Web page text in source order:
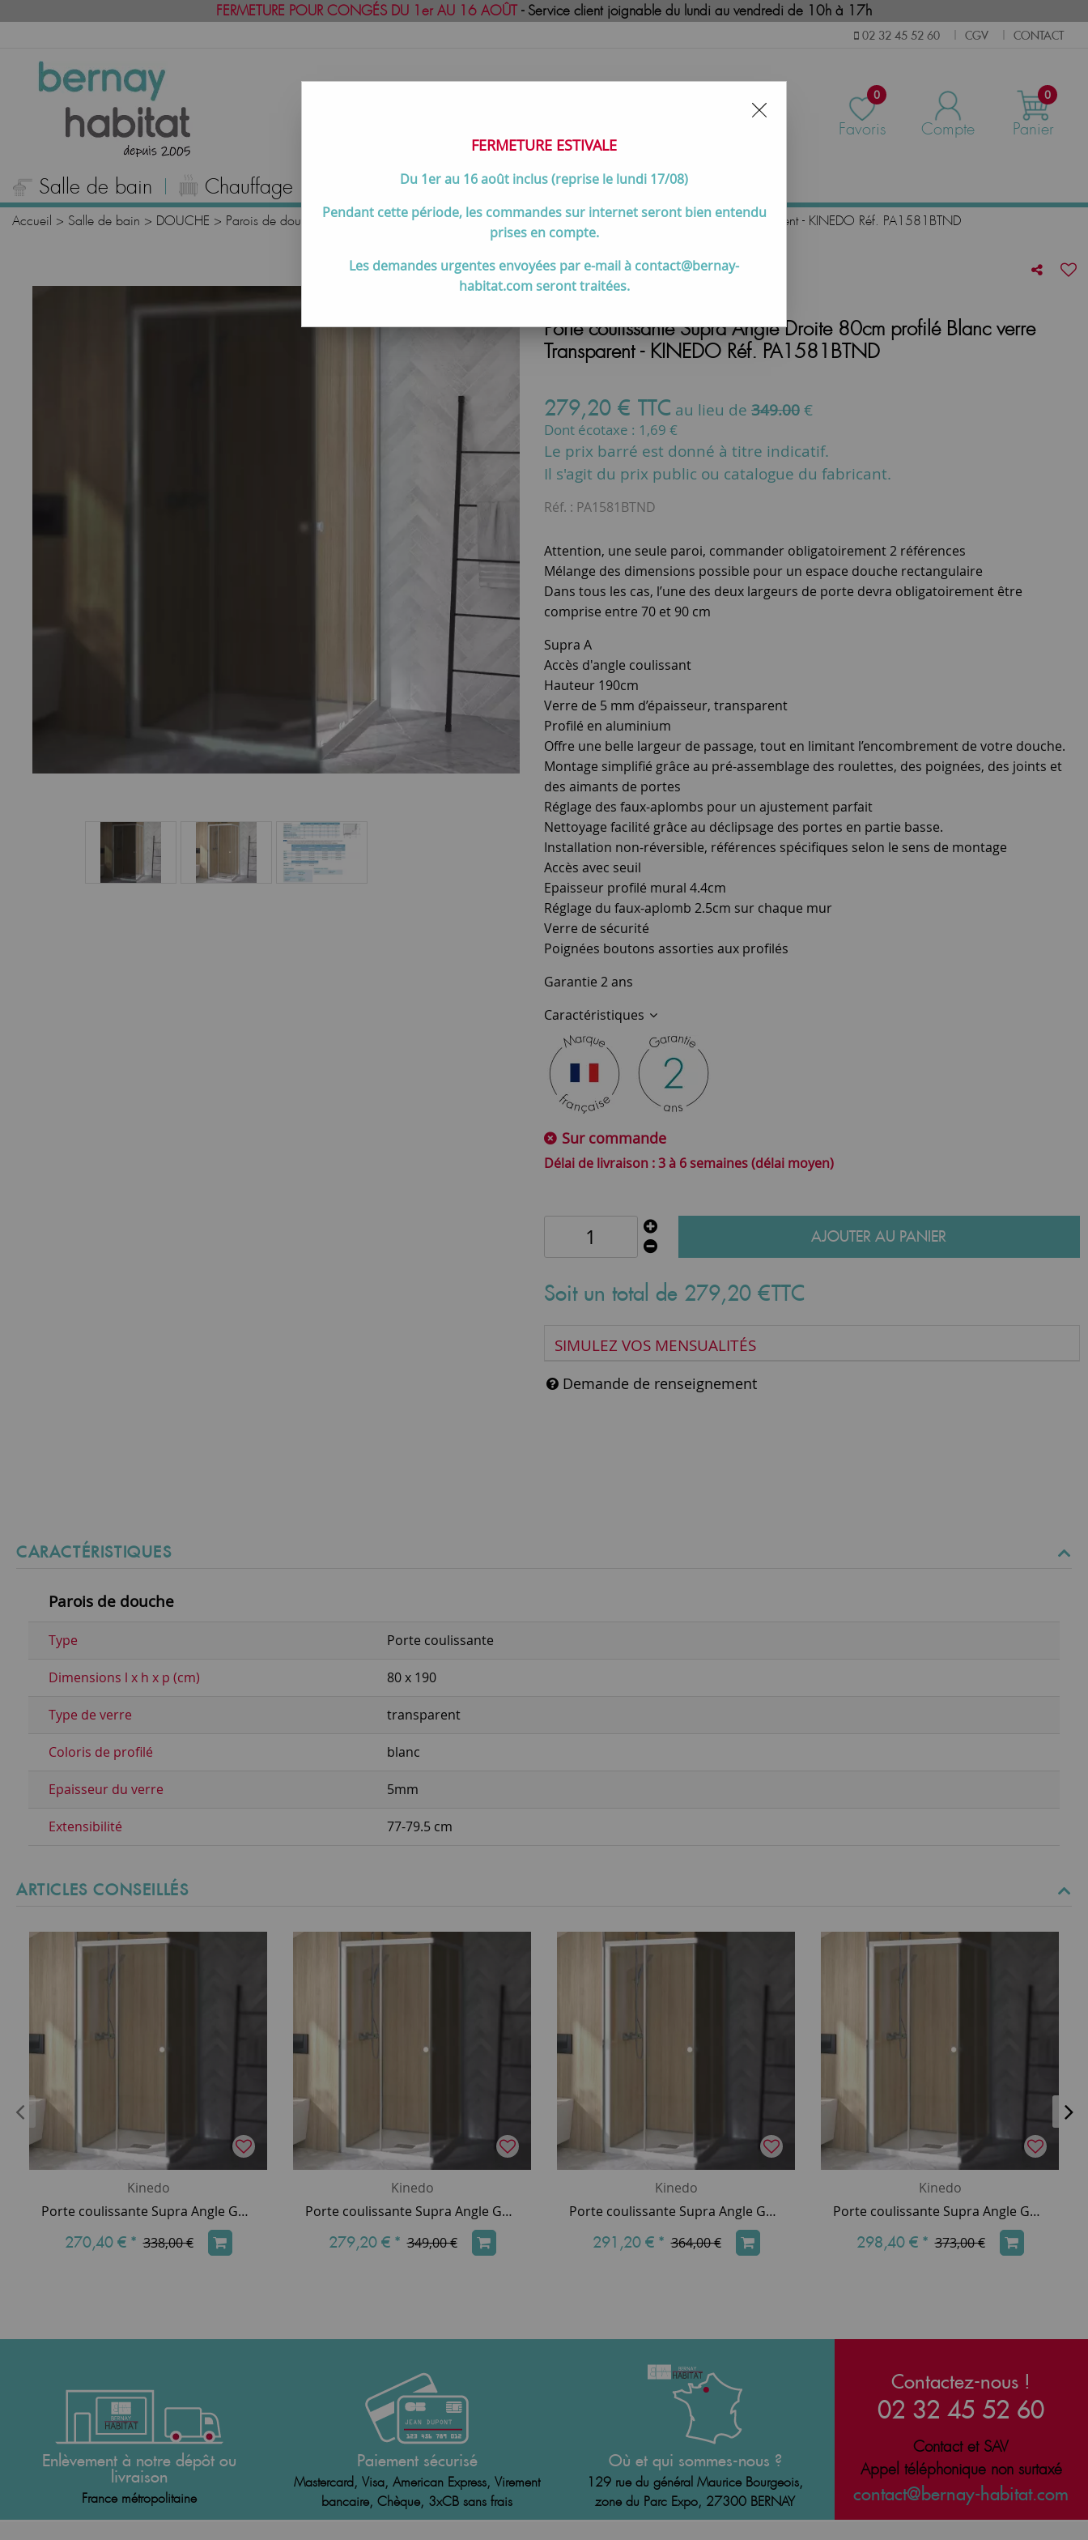
FERMETURE POUR CONGÉS DU 1er AU 16 AOÛT- Service client joignable du lundi au vendredi de 10h à 17h
02 32 45 52 60 CGV CONTACT
0
Favoris Compte
0
Panier
Salle de bain Chauffage Cuisson Meilleures ventes Contactez-nous
Accueil > Salle de bain > DOUCHE > Parois de douche coulissantes >Porte coulissante Supra Angle Droite 80cm profilé Blanc verre Transparent - KINEDO Réf. PA1581BTND
Porte coulissante Supra Angle Droite 80cm profilé Blanc verre
Transparent - KINEDO Réf. PA1581BTND
279,20 € TTC au lieu de 349.00€
Dont écotaxe : 1,69 €
Le prix barré est donné à titre indicatif.
Il s'agit du prix public ou catalogue du fabricant.
Réf. : PA1581BTND
Attention, une seule paroi, commander obligatoirement 2 références
Mélange des dimensions possible pour un espace douche rectangulaire
Dans tous les cas, l’une des deux largeurs de porte devra obligatoirement être
comprise entre 70 et 90 cm
Supra A
Accès d'angle coulissant
Hauteur 190cm
Verre de 5 mm d’épaisseur, transparent
Profilé en aluminium
Offre une belle largeur de passage, tout en limitant l’encombrement de votre douche.
Montage simplifié grâce au pré-assemblage des roulettes, des poignées, des joints et
des aimants de portes
Réglage des faux-aplombs pour un ajustement parfait
Nettoyage facilité grâce au déclipsage des portes en partie basse.
Installation non-réversible, références spécifiques selon le sens de montage
Accès avec seuil
Epaisseur profilé mural 4.4cm
Réglage du faux-aplomb 2.5cm sur chaque mur
Verre de sécurité
Poignées boutons assorties aux profilés
Garantie 2 ans
Caractéristiques
Sur commande
3 à 6 semaines (délai moyen)
AJOUTER AU PANIER
Soit un total de 279,20 €TTC
SIMULEZ VOS MENSUALITÉS
Demande de renseignement
CARACTÉRISTIQUES
Parois de douche
Type Porte coulissante
Dimensions l x h x p (cm) 80 x 190
Type de verre transparent
Coloris de profilé blanc
Epaisseur du verre 5mm
Extensibilité 77-79.5 cm
ARTICLES CONSEILLÉS
Kinedo
Porte coulissante Supra Angle Gauche 70cm profilé Blanc verre Transparent - KINEDO Réf. PA1580BTNG
270,40 € * 338,00 €
Kinedo
Porte coulissante Supra Angle Gauche 80cm profilé Blanc verre Transparent - KINEDO Réf. PA1581BTNG
279,20 € * 349,00 €
Kinedo
Porte coulissante Supra Angle Gauche 90cm profilé Blanc verre Transparent - KINEDO Réf. PA1582BTNG
291,20 € * 364,00 €
Kinedo
Porte coulissante Supra Angle Gauche 100cm profilé Blanc verre Transparent - KINEDO Réf. PA1583BTNG
298,40 € * 373,00 €
Enlèvement à notre dépôt ou
livraison
France métropolitaine
Paiement sécurisé
Mastercard, Visa, American Express, Virement
bancaire, Chèque, 3xCB sans frais
Où et qui sommes-nous ?
129 rue du général Maurice Bourgeois,
zone du Parc Expo, 27300 BERNAY
Contactez-nous !
02 32 45 52 60
Contact et SAV
Appel téléphonique non surtaxé
contact@bernay-habitat.com
FERMETURE ESTIVALE
Du 1er au 16 août inclus (reprise le lundi 17/08)
Pendant cette période, les commandes sur internet seront bien entendu
prises en compte.
Les demandes urgentes envoyées par e-mail à contact@bernay-
habitat.com seront traitées.